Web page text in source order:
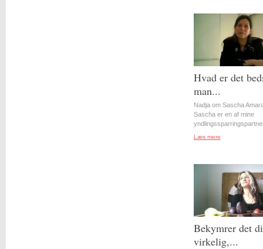
Hvad er det
man...
Nadja om Sascha
Sascha er en af mine
Læs mere
Bekymrer det
virkelig,...